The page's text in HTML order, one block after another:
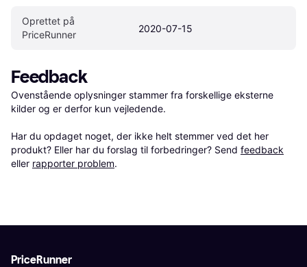
Oprettet på
PriceRunner
2020-07-15
Feedback
Ovenstående oplysninger stammer fra forskellige eksterne
kilder og er derfor kun vejledende.
Har du opdaget noget, der ikke helt stemmer ved det her
produkt? Eller har du forslag til forbedringer? Send feedback
eller rapporter problem.
PriceRunner